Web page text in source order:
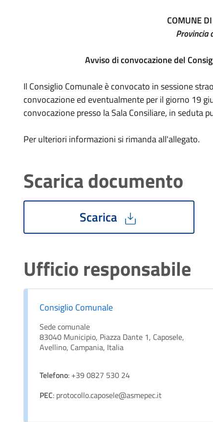
COMUNE
Provincia
Avviso di convocazione del
Il Consiglio Comunale è convocato in sessione
convocazione ed eventualmente per il giorno 19
convocazione presso la Sala Consiliare, in seduta
Per ulteriori informazioni si rimanda all'allegato.
Scarica documento
Scarica
Ufficio responsabile
Consiglio Comunale
Sede comunale
83040 Municipio, Piazza Dante 1, Caposele,
Avellino, Campania, Italia
Telefono: +39 0827 530 24
PEC: protocollo.caposele@asmepec.it